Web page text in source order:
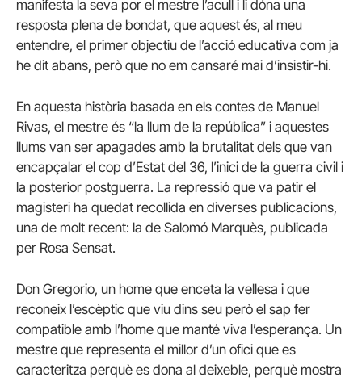
manifesta la seva por el mestre l’acull i li dóna una
resposta plena de bondat, que aquest és, al meu
entendre, el primer objectiu de l’acció educativa com ja
he dit abans, però que no em cansaré mai d’insistir-hi.
En aquesta història basada en els contes de Manuel
Rivas, el mestre és “la llum de la república” i aquestes
llums van ser apagades amb la brutalitat dels que van
encapçalar el cop d’Estat del 36, l’inici de la guerra civil i
la posterior postguerra. La repressió que va patir el
magisteri ha quedat recollida en diverses publicacions,
una de molt recent: la de Salomó Marquès, publicada
per Rosa Sensat.
Don Gregorio, un home que enceta la vellesa i que
reconeix l’escèptic que viu dins seu però el sap fer
compatible amb l’home que manté viva l’esperança. Un
mestre que representa el millor d’un ofici que es
caracteritza perquè es dona al deixeble, perquè mostra